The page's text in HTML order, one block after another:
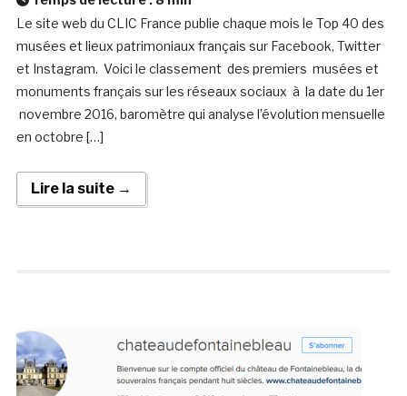
Le site web du CLIC France publie chaque mois le Top 40 des
musées et lieux patrimoniaux français sur Facebook, Twitter
et Instagram. Voici le classement des premiers musées et
monuments français sur les réseaux sociaux à la date du 1er
novembre 2016, baromètre qui analyse l’évolution mensuelle
en octobre […]
Lire la suite →